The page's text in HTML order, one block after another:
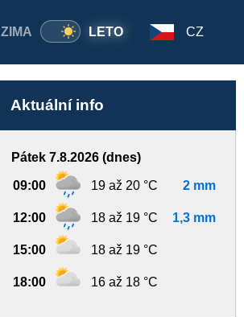
ZIMA LETO CZ
Aktuální info
Pátek 7.8.2026 (dnes)
09:00 19 až 20 °C 2 mm
12:00 18 až 19 °C 1,3 mm
15:00 18 až 19 °C
18:00 16 až 18 °C